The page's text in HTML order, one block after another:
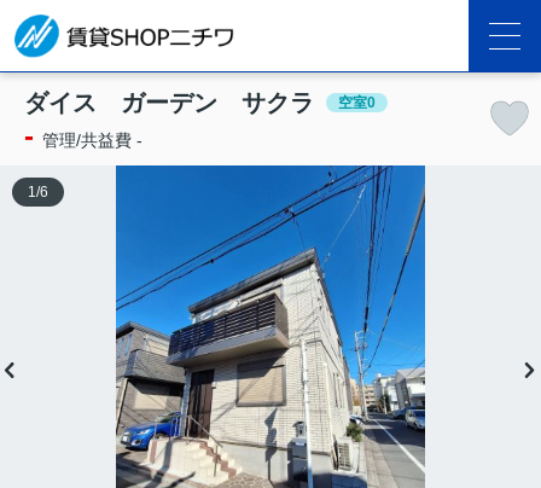
ダイス ガーデン サクラ 空室0
- 管理/共益費 -
1 /6